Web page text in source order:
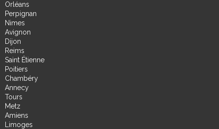
Orléans
Perpignan
Nimes
Avignon
Dijon
Reims
Saint Étienne
Poitiers
Chambéry
Annecy
Tours
Metz
Amiens
Limoges